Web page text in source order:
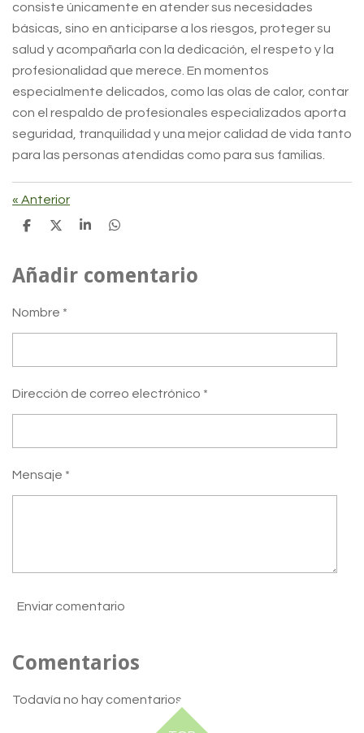
consiste únicamente en atender sus necesidades
básicas, sino en anticiparse a los riesgos, proteger su
salud y acompañarla con la dedicación, el respeto y la
profesionalidad que merece. En momentos
especialmente delicados, como las olas de calor, contar
con el respaldo de profesionales especializados aporta
seguridad, tranquilidad y una mejor calidad de vida tanto
para las personas atendidas como para sus familias.
« Anterior
C
p
a
t
r
C
p
a
t
r
C
p
a
r
C
p
a
r
Añadir comentario
Nombre *
Dirección de correo electrónico *
Mensaje *
Enviar comentario
Comentarios
Todavía no hay comentarios